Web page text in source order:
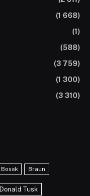
(1 668)
(1)
(588)
(3 759)
(1 300)
(3 310)
Bosak Braun
Donald Tusk